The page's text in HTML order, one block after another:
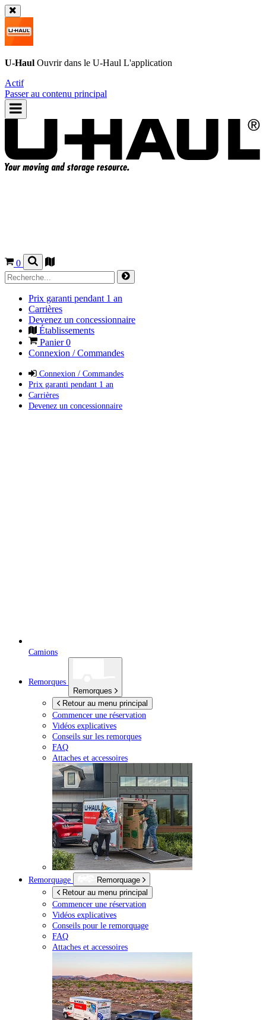
U-Haul Ouvrir dans le U-Haul L'application
Actif
Passer au contenu principal
0
Prix garanti pendant 1 an
Carrières
Devenez un concessionnaire
Établissements
Panier0
Connexion / Commandes
Connexion / Commandes
Prix garanti pendant 1 an
Carrières
Devenez un concessionnaire
Camions
Remorques
Remorques
Retour au menu principal
Commencer une réservation
Vidéos explicatives
Conseils sur les remorques
FAQ
Attaches et accessoires
Remorquage
Remorquage
Retour au menu principal
Commencer une réservation
Vidéos explicatives
Conseils pour le remorquage
FAQ
Attaches et accessoires